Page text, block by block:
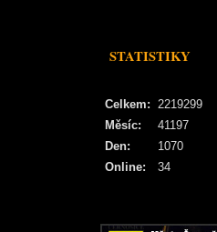
STATISTIKY
Online: 34
Celkem: 2219299
Měsíc:
41197
Den:
1070